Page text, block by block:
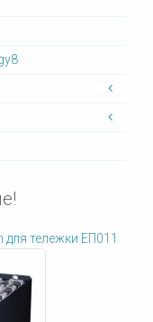
для тележки ЕП011